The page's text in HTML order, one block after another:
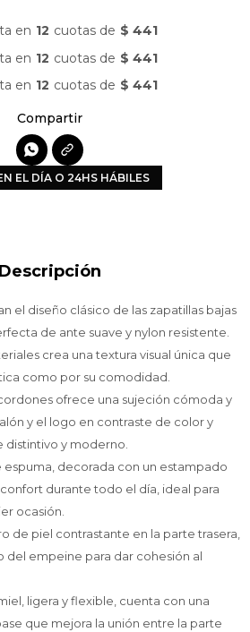
en 12 cuotas de $ 441
en 12 cuotas de $ 441
en 12 cuotas de $ 441

EL DÍA O 24HS HÁBILES
Descripción
el diseño clásico de las zapatillas bajas
de ante suave y nylon resistente.
crea una textura visual única que
como por su comodidad.
ofrece una sujeción cómoda y
y el logo en contraste de color y
distintivo y moderno.
espuma, decorada con un estampado
durante todo el día, ideal para
ocasión.
de piel contrastante en la parte trasera,
del empeine para dar cohesión al
ligera y flexible, cuenta con una
que mejora la unión entre la parte